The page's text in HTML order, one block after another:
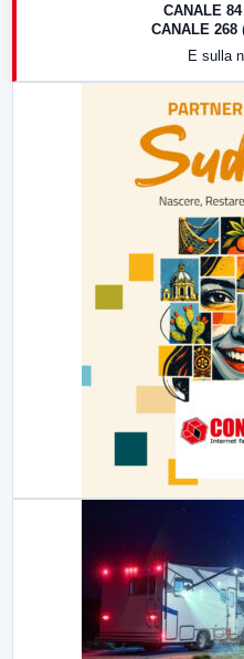
CANALE 84
CANALE 268
E sulla